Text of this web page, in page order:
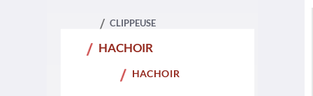
CLIPPEUSE
HACHOIR
HACHOIR